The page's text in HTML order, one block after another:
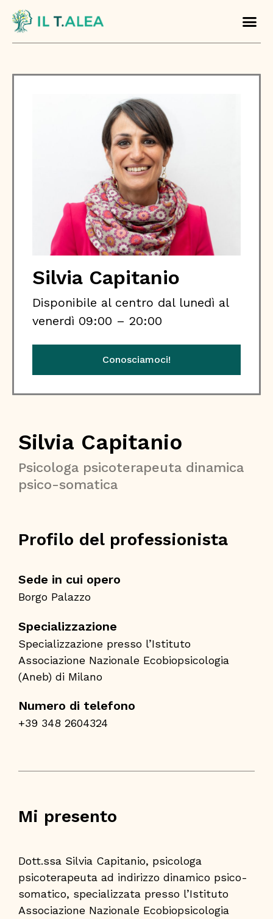
Silvia Capitanio
Psicologa psicoterapeuta dinamica
psico-somatica
Profilo del professionista
Sede in cui opero
Borgo Palazzo
Specializzazione
Specializzazione presso l’Istituto
Associazione Nazionale Ecobiopsicologia
(Aneb) di Milano
Numero di telefono
+39 348 2604324
Mi presento
Dott.ssa Silvia Capitanio, psicologa
psicoterapeuta ad indirizzo dinamico psico-
somatico, specializzata presso l’Istituto
Associazione Nazionale Ecobiopsicologia
Silvia Capitanio
Disponibile al centro dal lunedì al
venerdì 09:00 – 20:00
Conosciamoci!